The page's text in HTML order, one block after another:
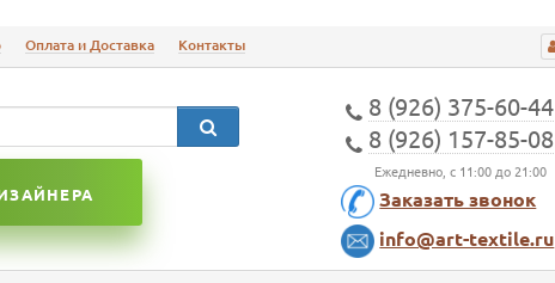
Оплата и Доставка Контакты
8 (926) 375-60-44
8 (926) 157-85-08
Ежедневно, с 11:00 до 21:00
Заказать звонок
info@art-textile.ru